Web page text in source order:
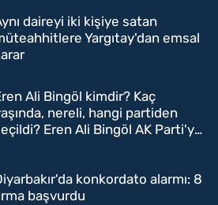
daireyi iki kişiye satan
Yargıtay'dan emsal
Ali Bingöl kimdir? Kaç
nereli, hangi partiden
Eren Ali Bingöl AK Parti'ye
konkordato alarmı: 8
başvurdu